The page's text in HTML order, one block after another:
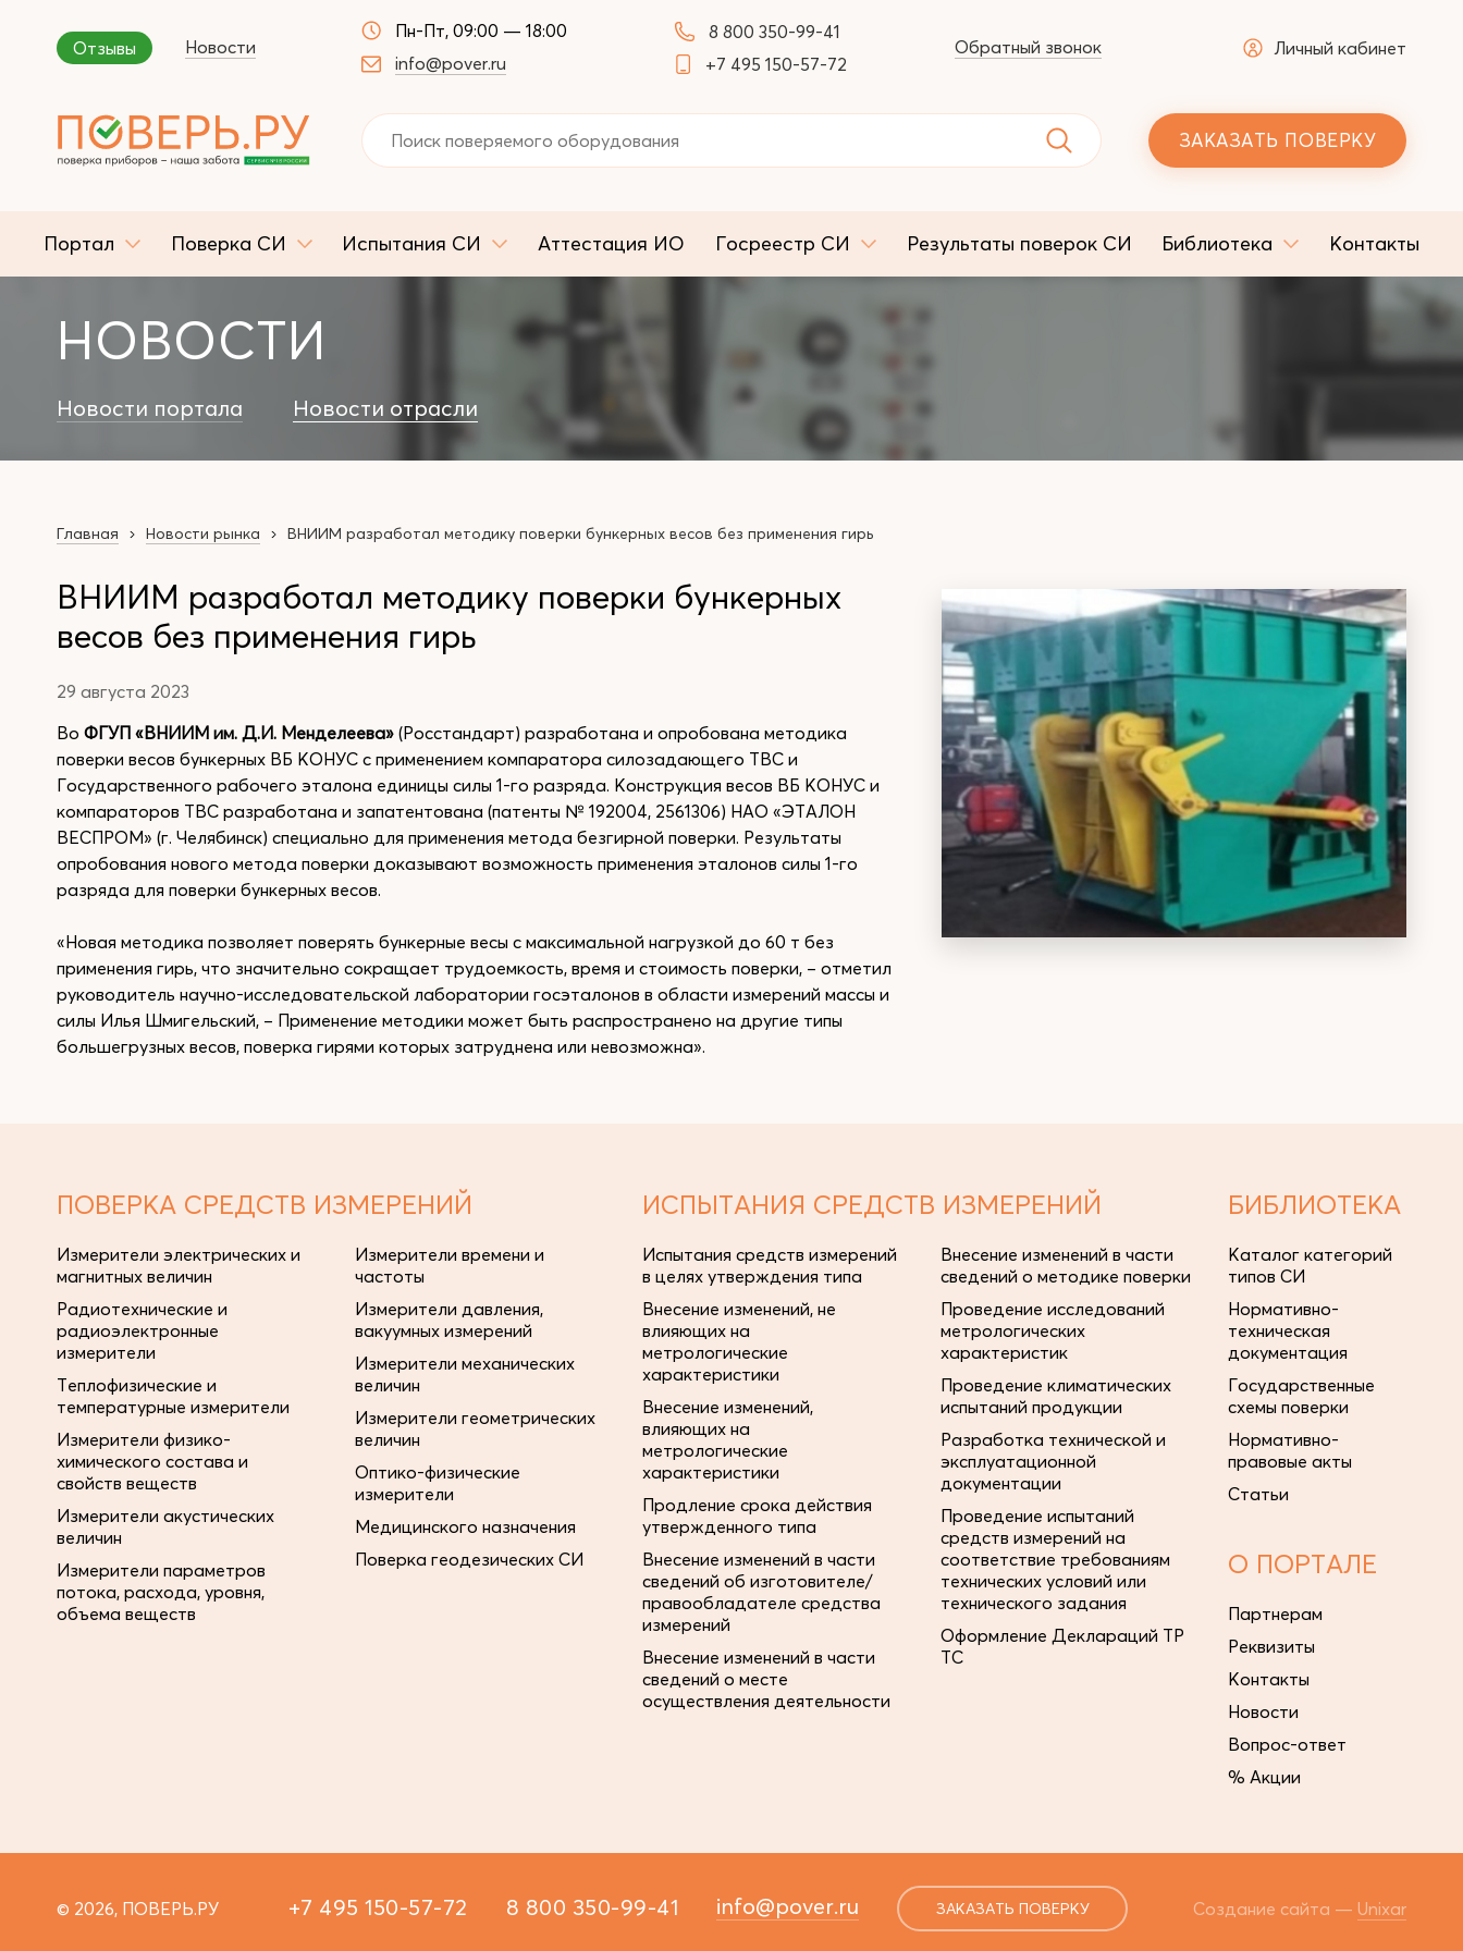
Отзывы Новости
Пн-Пт, 09:00 — 18:00
info@pover.ru
8 800 350-99-41
+7 495 150-57-72
Обратный звонок Личный кабинет
ЗАКАЗАТЬ ПОВЕРКУ
Портал Поверка СИ Испытания СИ Аттестация ИО Госреестр СИ Результаты поверок СИ Библиотека Контакты
НОВОСТИ
Новости портала Новости отрасли
Главная Новости рынка ВНИИМ разработал методику поверки бункерных весов без применения гирь
ВНИИМ разработал методику поверки бункерных
весов без применения гирь
29 августа 2023
Во ФГУП «ВНИИМ им. Д.И. Менделеева» (Росстандарт) разработана и опробована методика
поверки весов бункерных ВБ КОНУС с применением компаратора силозадающего ТВС и
Государственного рабочего эталона единицы силы 1-го разряда. Конструкция весов ВБ КОНУС и
компараторов ТВС разработана и запатентована (патенты № 192004, 2561306) НАО «ЭТАЛОН
ВЕСПРОМ» (г. Челябинск) специально для применения метода безгирной поверки. Результаты
опробования нового метода поверки доказывают возможность применения эталонов силы 1-го
разряда для поверки бункерных весов.
«Новая методика позволяет поверять бункерные весы с максимальной нагрузкой до 60 т без
применения гирь, что значительно сокращает трудоемкость, время и стоимость поверки, – отметил
руководитель научно-исследовательской лаборатории госэталонов в области измерений массы и
силы Илья Шмигельский, – Применение методики может быть распространено на другие типы
большегрузных весов, поверка гирями которых затруднена или невозможна».
ПОВЕРКА СРЕДСТВ ИЗМЕРЕНИЙ
Измерители электрических и
магнитных величин
Радиотехнические и
радиоэлектронные
измерители
Теплофизические и
температурные измерители
Измерители физико-
химического состава и
свойств веществ
Измерители акустических
величин
Измерители параметров
потока, расхода, уровня,
объема веществ
Измерители времени и
частоты
Измерители давления,
вакуумных измерений
Измерители механических
величин
Измерители геометрических
величин
Оптико-физические
измерители
Медицинского назначения
Поверка геодезических СИ
ИСПЫТАНИЯ СРЕДСТВ ИЗМЕРЕНИЙ
Испытания средств измерений
в целях утверждения типа
Внесение изменений, не
влияющих на
метрологические
характеристики
Внесение изменений,
влияющих на
метрологические
характеристики
Продление срока действия
утвержденного типа
Внесение изменений в части
сведений об изготовителе/
правообладателе средства
измерений
Внесение изменений в части
сведений о месте
осуществления деятельности
Внесение изменений в части
сведений о методике поверки
Проведение исследований
метрологических
характеристик
Проведение климатических
испытаний продукции
Разработка технической и
эксплуатационной
документации
Проведение испытаний
средств измерений на
соответствие требованиям
технических условий или
технического задания
Оформление Деклараций ТР
ТС
БИБЛИОТЕКА
Каталог категорий
типов СИ
Нормативно-
техническая
документация
Государственные
схемы поверки
Нормативно-
правовые акты
Статьи
О ПОРТАЛЕ
Партнерам
Реквизиты
Контакты
Новости
Вопрос-ответ
% Акции
© 2026, ПОВЕРЬ.РУ +7 495 150-57-72 8 800 350-99-41 info@pover.ru ЗАКАЗАТЬ ПОВЕРКУ Создание сайта — Unixar